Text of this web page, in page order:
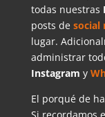
todas nuestras
posts de social
lugar.
administrar
Instagram y
El porqué de